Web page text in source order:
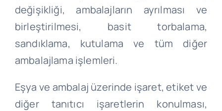
değişikliği, ambalajların ayrılması ve
birleştirilmesi, basit torbalama,
sandıklama, kutulama ve tüm diğer
ambalajlama işlemleri.
Eşya ve ambalaj üzerinde işaret, etiket ve
diğer tanıtıcı işaretlerin konulması,